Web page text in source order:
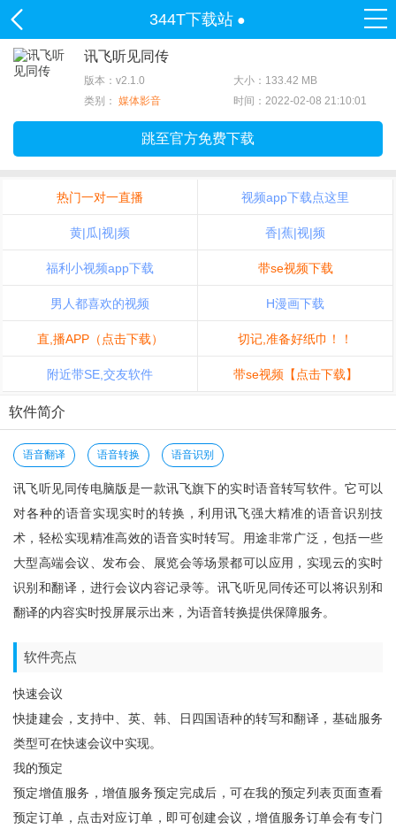
344T下载站 ●
讯飞听见同传
版本：v2.1.0
大小：133.42 MB
类别： 媒体影音 时间：2022-02-08 21:10:01
跳至官方免费下载
热门一对一直播 视频app下载点这里
黄|瓜|视|频 香|蕉|视|频
福利小视频app下载 带se视频下载
男人都喜欢的视频 H漫画下载
直,播APP（点击下载） 切记,准备好纸巾！！
附近带SE,交友软件 带se视频【点击下载】
软件简介
语音翻译 语音转换 语音识别
讯飞听见同传电脑版是一款讯飞旗下的实时语音转写软件。它可以
对各种的语音实现实时的转换，利用讯飞强大精准的语音识别技
术，轻松实现精准高效的语音实时转写。用途非常广泛，包括一些
大型高端会议、发布会、展览会等场景都可以应用，实现云的实时
识别和翻译，进行会议内容记录等。讯飞听见同传还可以将识别和
翻译的内容实时投屏展示出来，为语音转换提供保障服务。
软件亮点
快速会议
快捷建会，支持中、英、韩、日四国语种的转写和翻译，基础服务
类型可在快速会议中实现。
我的预定
预定增值服务，增值服务预定完成后，可在我的预定列表页面查看
预定订单，点击对应订单，即可创建会议，增值服务订单会有专门